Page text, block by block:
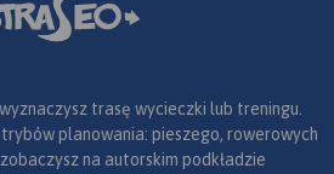
trasę wycieczki lub treningu.
planowania: pieszego, rowerowych
na autorskim podkładzie